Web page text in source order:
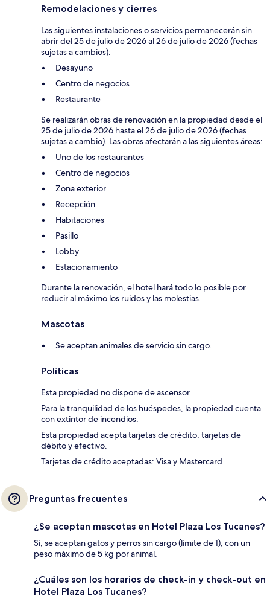
Remodelaciones y cierres
Las siguientes instalaciones o servicios permanecerán sin
abrir del 25 de julio de 2026 al 26 de julio de 2026 (fechas
sujetas a cambios):
Desayuno
Centro de negocios
Restaurante
Se realizarán obras de renovación en la propiedad desde el
25 de julio de 2026 hasta el 26 de julio de 2026 (fechas
sujetas a cambio). Las obras afectarán a las siguientes áreas:
Uno de los restaurantes
Centro de negocios
Zona exterior
Recepción
Habitaciones
Pasillo
Lobby
Estacionamiento
Durante la renovación, el hotel hará todo lo posible por
reducir al máximo los ruidos y las molestias.
Mascotas
Se aceptan animales de servicio sin cargo.
Políticas
Esta propiedad no dispone de ascensor.
Para la tranquilidad de los huéspedes, la propiedad cuenta
con extintor de incendios.
Esta propiedad acepta tarjetas de crédito, tarjetas de
débito y efectivo.
Tarjetas de crédito aceptadas: Visa y Mastercard
Preguntas frecuentes
¿Se aceptan mascotas en Hotel Plaza Los Tucanes?
Sí, se aceptan gatos y perros sin cargo (límite de 1), con un
peso máximo de 5 kg por animal.
¿Cuáles son los horarios de check-in y check-out en
Hotel Plaza Los Tucanes?